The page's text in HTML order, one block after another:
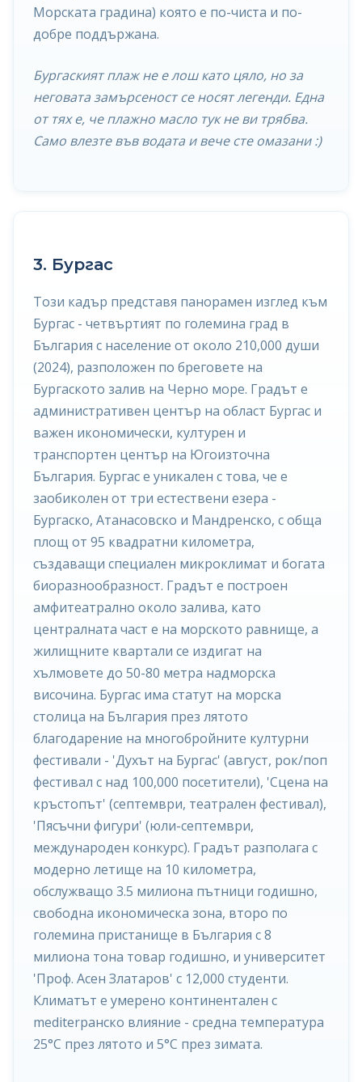
Морската градина) която е по-чиста и по-
добре поддържана.
Бургаският плаж не е лош като цяло, но за
неговата замърсеност се носят легенди. Една
от тях е, че плажно масло тук не ви трябва.
Само влезте във водата и вече сте омазани :)
3. Бургас
Този кадър представя панорамен изглед към
Бургас - четвъртият по големина град в
България с население от около 210,000 души
(2024), разположен по бреговете на
Бургаското залив на Черно море. Градът е
административен център на област Бургас и
важен икономически, културен и
транспортен център на Югоизточна
България. Бургас е уникален с това, че е
заобиколен от три естествени езера -
Бургаско, Атанасовско и Мандренско, с обща
площ от 95 квадратни километра,
създаващи специален микроклимат и богата
биоразнообразност. Градът е построен
амфитеатрално около залива, като
централната част е на морското равнище, а
жилищните квартали се издигат на
хълмовете до 50-80 метра надморска
височина. Бургас има статут на морска
столица на България през лятото
благодарение на многобройните културни
фестивали - 'Духът на Бургас' (август, рок/поп
фестивал с над 100,000 посетители), 'Сцена на
кръстопът' (септември, театрален фестивал),
'Пясъчни фигури' (юли-септември,
международен конкурс). Градът разполага с
модерно летище на 10 километра,
обслужващо 3.5 милиона пътници годишно,
свободна икономическа зона, второ по
големина пристанище в България с 8
милиона тона товар годишно, и университет
'Проф. Асен Златаров' с 12,000 студенти.
Климатът е умерено континентален с
mediterрaнско влияние - средна температура
25°C през лятото и 5°C през зимата.